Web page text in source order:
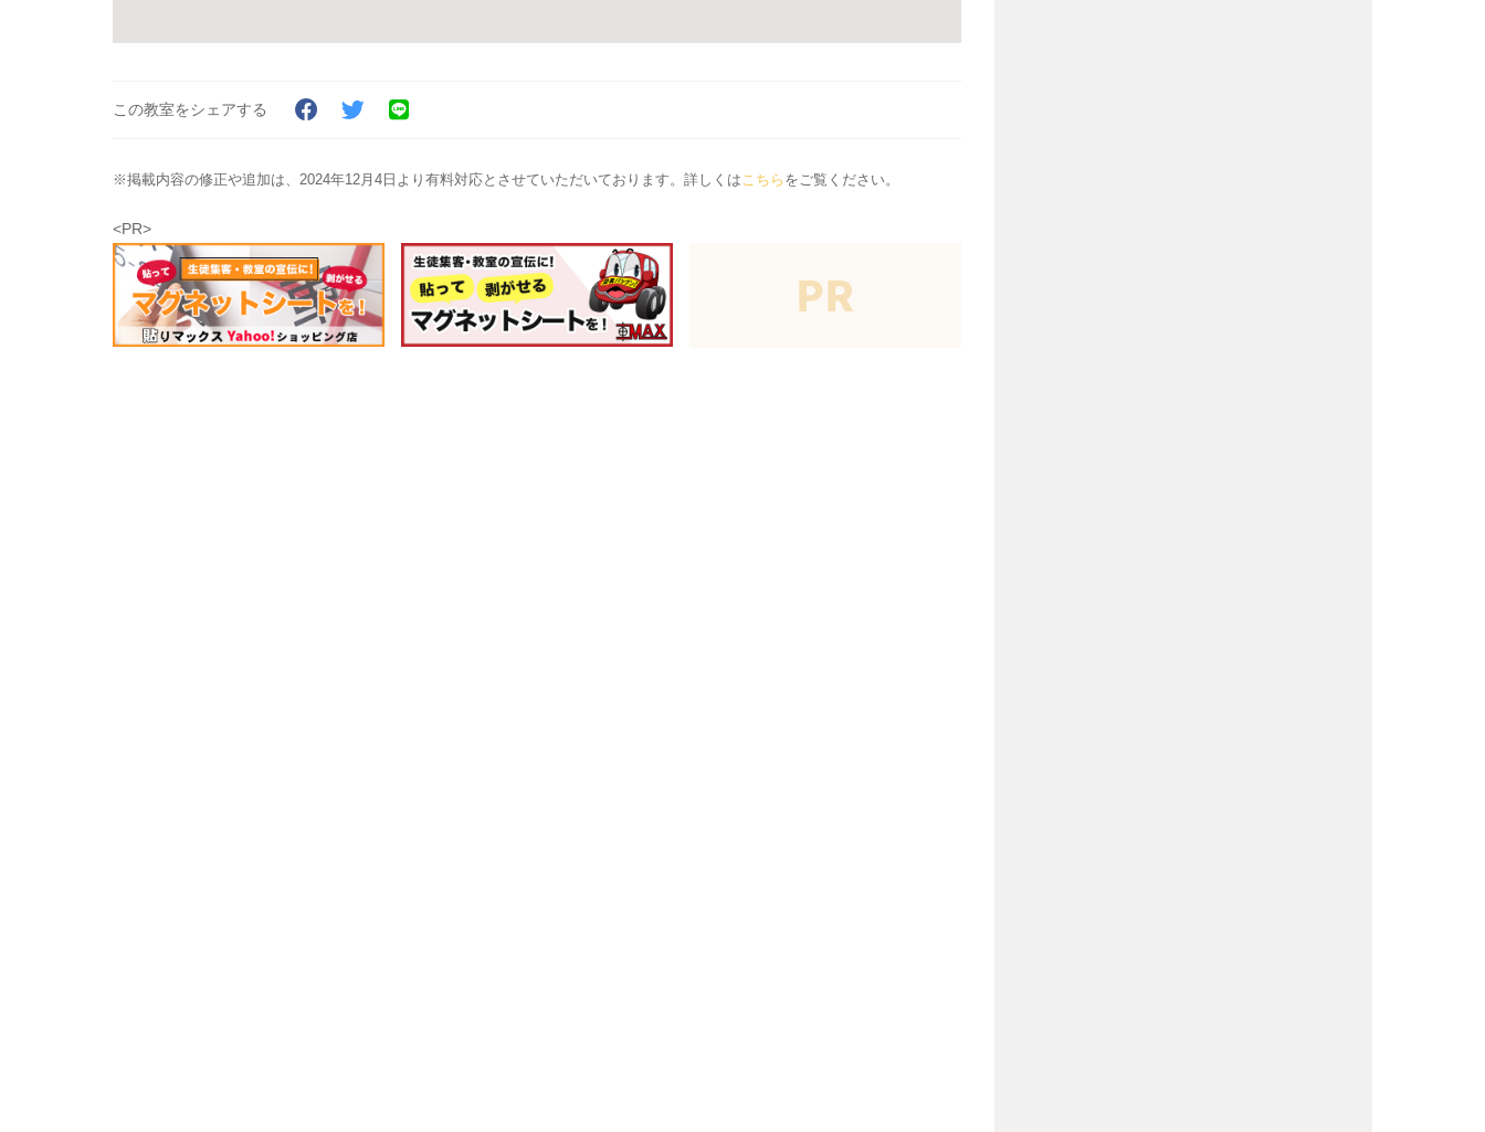
この教室をシェアする
※掲載内容の修正や追加は、2024年12月4日より有料対応とさせていただいております。詳しくはこちら をご覧ください。
<PR>